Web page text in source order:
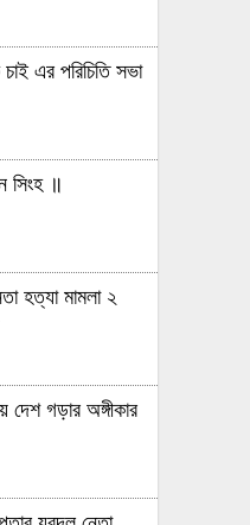
এর পরিচিতি সভা
সিংহ ॥
হত্যা মামলা ২
গড়ার অঙ্গীকার